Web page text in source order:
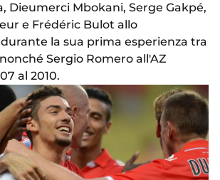
Dieumerci Mbokani, Serge Gakpé,
e Frédéric Bulot allo
la sua prima esperienza tra
nonché Sergio Romero all'AZ
al 2010.